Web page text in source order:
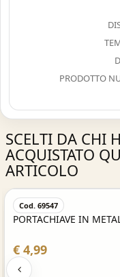
PRODOTTO
SCELTI DA CHI
ACQUISTATO
ARTICOLO
Cod. 69547
PORTACHIAVE IN
€ 4,99